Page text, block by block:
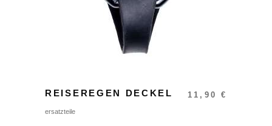
REISEREGEN DECKEL 11,90 €
ersatzteile